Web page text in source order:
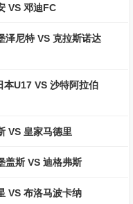
VS 邓迪FC
泽尼特 VS 克拉斯诺达
本U17 VS 沙特阿拉伯
VS 皇家马德里
盖斯 VS 迪格弗斯
VS 布洛马波卡纳